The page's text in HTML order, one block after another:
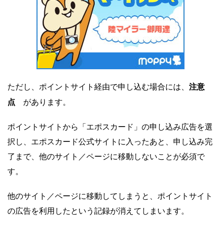
ただし、ポイントサイト経由で申し込む場合には、 注意
点 があります。
ポイントサイトから「エポスカード」の申し込み広告を選
択し、エポスカード公式サイトに入ったあと、申し込み完
了まで、他のサイト／ページに移動しないことが必須で
す。
他のサイト／ページに移動してしまうと、ポイントサイト
の広告を利用したという記録が消えてしまいます。